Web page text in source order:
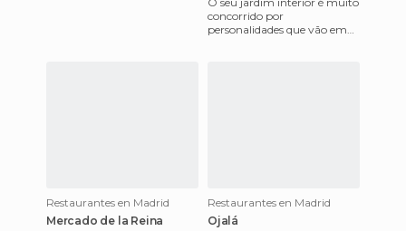
concorrido por
personalidades que vão em
Restaurantes en Madrid
Mercado de la Reina
Restaurantes en Madrid
Ojalá